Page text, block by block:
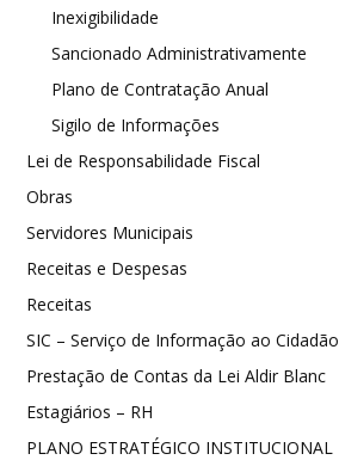
Inexigibilidade
Sancionado Administrativamente
Plano de Contratação Anual
Sigilo de Informações
Lei de Responsabilidade Fiscal
Obras
Servidores Municipais
Receitas e Despesas
Receitas
SIC – Serviço de Informação ao Cidadão
Prestação de Contas da Lei Aldir Blanc
Estagiários – RH
PLANO ESTRATÉGICO INSTITUCIONAL